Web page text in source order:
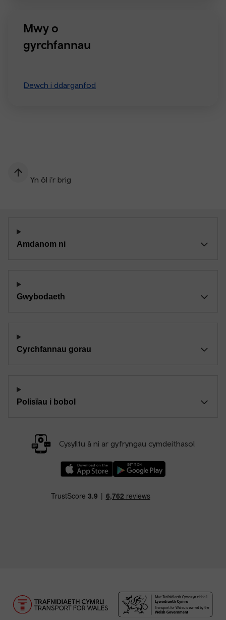
Mwy o
gyrchfannau
Dewch i ddarganfod
Yn ôl i’r brig
Amdanom ni
Gwybodaeth
Cyrchfannau gorau
Polisïau i bobol
Cysylltu â ni ar gyfryngau cymdeithasol